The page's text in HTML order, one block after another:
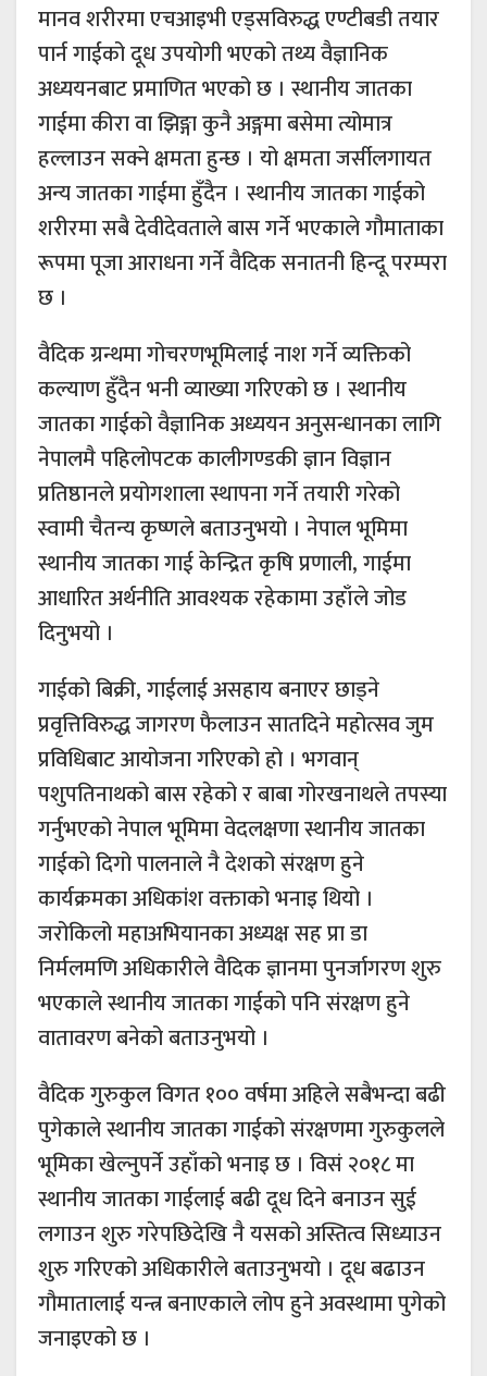
मानव शरीरमा एचआइभी एड्सविरुद्ध एण्टीबडी तयार
पार्न गाईको दूध उपयोगी भएको तथ्य वैज्ञानिक
अध्ययनबाट प्रमाणित भएको छ । स्थानीय जातका
गाईमा कीरा वा झिङ्गा कुनै अङ्गमा बसेमा त्योमात्र
हल्लाउन सक्ने क्षमता हुन्छ । यो क्षमता जर्सीलगायत
अन्य जातका गाईमा हुँदैन । स्थानीय जातका गाईको
शरीरमा सबै देवीदेवताले बास गर्ने भएकाले गौमाताका
रूपमा पूजा आराधना गर्ने वैदिक सनातनी हिन्दू परम्परा
छ ।
वैदिक ग्रन्थमा गोचरणभूमिलाई नाश गर्ने व्यक्तिको
कल्याण हुँदैन भनी व्याख्या गरिएको छ । स्थानीय
जातका गाईको वैज्ञानिक अध्ययन अनुसन्धानका लागि
नेपालमै पहिलोपटक कालीगण्डकी ज्ञान विज्ञान
प्रतिष्ठानले प्रयोगशाला स्थापना गर्ने तयारी गरेको
स्वामी चैतन्य कृष्णले बताउनुभयो । नेपाल भूमिमा
स्थानीय जातका गाई केन्द्रित कृषि प्रणाली, गाईमा
आधारित अर्थनीति आवश्यक रहेकामा उहाँले जोड
दिनुभयो ।
गाईको बिक्री, गाईलाई असहाय बनाएर छाड्ने
प्रवृत्तिविरुद्ध जागरण फैलाउन सातदिने महोत्सव जुम
प्रविधिबाट आयोजना गरिएको हो । भगवान्
पशुपतिनाथको बास रहेको र बाबा गोरखनाथले तपस्या
गर्नुभएको नेपाल भूमिमा वेदलक्षणा स्थानीय जातका
गाईको दिगो पालनाले नै देशको संरक्षण हुने
कार्यक्रमका अधिकांश वक्ताको भनाइ थियो ।
जरोकिलो महाअभियानका अध्यक्ष सह प्रा डा
निर्मलमणि अधिकारीले वैदिक ज्ञानमा पुनर्जागरण शुरु
भएकाले स्थानीय जातका गाईको पनि संरक्षण हुने
वातावरण बनेको बताउनुभयो ।
वैदिक गुरुकुल विगत १०० वर्षमा अहिले सबैभन्दा बढी
पुगेकाले स्थानीय जातका गाईको संरक्षणमा गुरुकुलले
भूमिका खेल्नुपर्ने उहाँको भनाइ छ । विसं २०१८ मा
स्थानीय जातका गाईलाई बढी दूध दिने बनाउन सुई
लगाउन शुरु गरेपछिदेखि नै यसको अस्तित्व सिध्याउन
शुरु गरिएको अधिकारीले बताउनुभयो । दूध बढाउन
गौमातालाई यन्त्र बनाएकाले लोप हुने अवस्थामा पुगेको
जनाइएको छ ।